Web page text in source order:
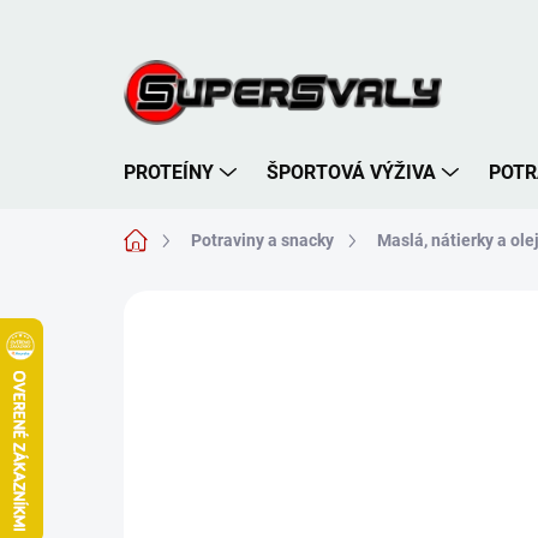
PROTEÍNY ŠPORTOVÁ VÝŽIVA
DomovPotraviny a snacky Maslá, nátierky a